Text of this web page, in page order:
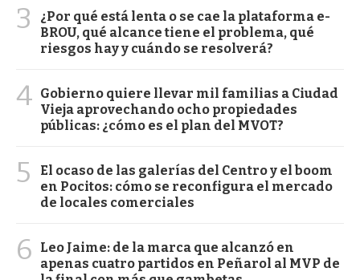
3
¿Por qué está lenta o se cae la plataforma e-
BROU, qué alcance tiene el problema, qué
riesgos hay y cuándo se resolverá?
4 Gobierno quiere llevar mil familias a Ciudad
Vieja aprovechando ocho propiedades
públicas: ¿cómo es el plan del MVOT?
5
El ocaso de las galerías del Centro y el boom
en Pocitos: cómo se reconfigura el mercado
de locales comerciales
6
Leo Jaime: de la marca que alcanzó en
apenas cuatro partidos en Peñarol al MVP de